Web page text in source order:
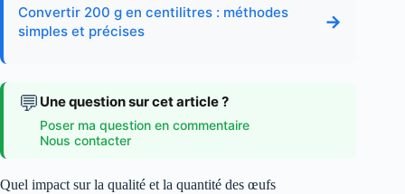
Convertir 200 g en centilitres : méthodes
simples et précises
→
💬 Une question sur cet article ?
Poser ma question en commentaire
Nous contacter
Quel impact sur la qualité et la quantité des œufs